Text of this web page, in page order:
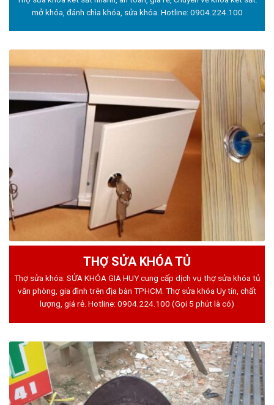
mở khóa, đánh chìa khóa, sửa khóa. Hotline: 0904.224.100
THỢ SỬA KHÓA TỦ
Thợ sửa khóa: SỬA KHÓA GIA HUY cung cấp dịch vụ thợ sửa khóa tủ
văn phòng, gia đình trên địa bàn TPHCM. Thợ sửa khóa Uy tín, chất
lượng, giá rẻ. Hotline: 0904.224.100 (Gọi 5 phút là có)